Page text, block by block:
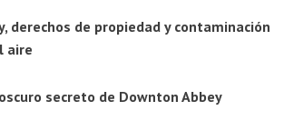
derechos de propiedad y contaminación
aire
secreto de Downton Abbey